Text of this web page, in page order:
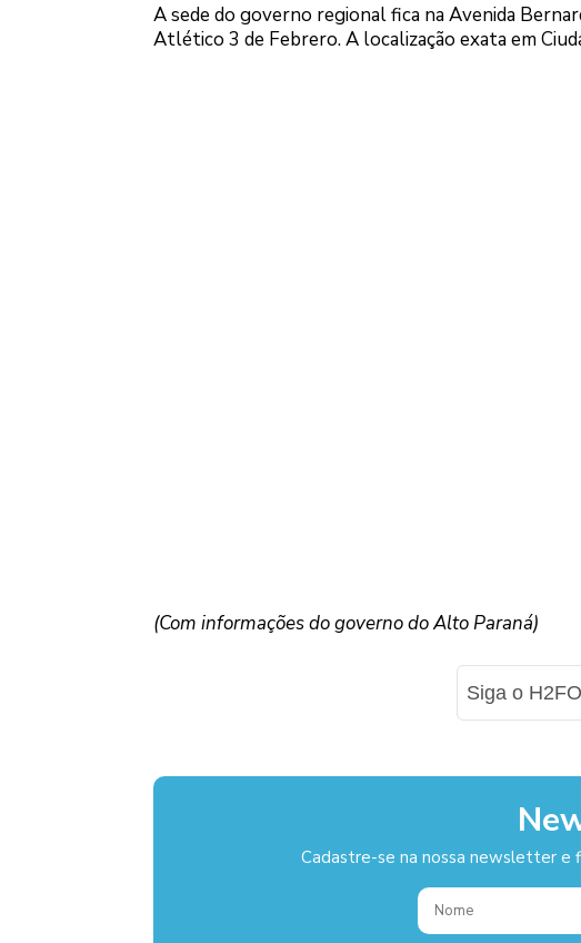
A sede do governo regional fica na Avenida
Atlético 3 de Febrero. A localização exata em
(Com informações do governo do Alto Paraná)
Siga o
Cadastre-se na nossa newsletter